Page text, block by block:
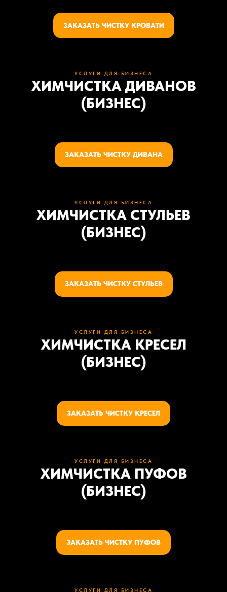
ЗАКАЗАТЬ ЧИСТКУ КРОВАТИ
УСЛУГИ ДЛЯ БИЗНЕСА
ХИМЧИСТКА ДИВАНОВ
(БИЗНЕС)
ЗАКАЗАТЬ ЧИСТКУ ДИВАНА
УСЛУГИ ДЛЯ БИЗНЕСА
ХИМЧИСТКА СТУЛЬЕВ
(БИЗНЕС)
ЗАКАЗАТЬ ЧИСТКУ СТУЛЬЕВ
УСЛУГИ ДЛЯ БИЗНЕСА
ХИМЧИСТКА КРЕСЕЛ
(БИЗНЕС)
ЗАКАЗАТЬ ЧИСТКУ КРЕСЕЛ
УСЛУГИ ДЛЯ БИЗНЕСА
ХИМЧИСТКА ПУФОВ
(БИЗНЕС)
ЗАКАЗАТЬ ЧИСТКУ ПУФОВ
УСЛУГИ ДЛЯ БИЗНЕСА